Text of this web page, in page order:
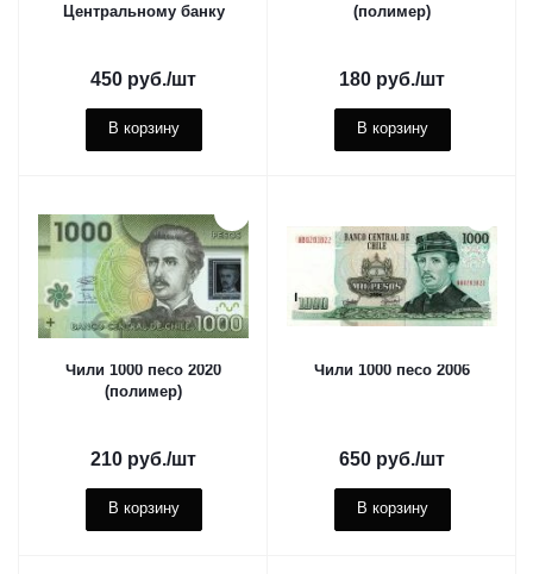
Центральному банку
450 руб./шт
В корзину
(полимер)
180 руб./шт
В корзину
Чили 1000 песо 2020
(полимер)
210 руб./шт
В корзину
Чили 1000 песо 2006
650 руб./шт
В корзину